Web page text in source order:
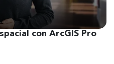
con ArcGIS Pro